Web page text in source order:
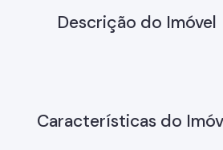
Descrição do Imóvel
Características do